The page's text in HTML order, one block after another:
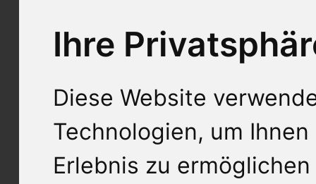
Ihre
Diese Website
Technologien, um
Erlebnis zu